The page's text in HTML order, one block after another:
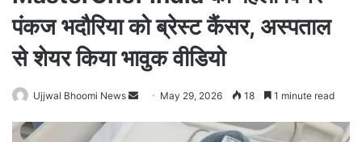
पंकज भदौरिया को ब्रेस्ट कैंसर, अस्पताल
से शेयर किया भावुक वीडियो
Ujjwal Bhoomi News May 29, 2026 18 1 minute read